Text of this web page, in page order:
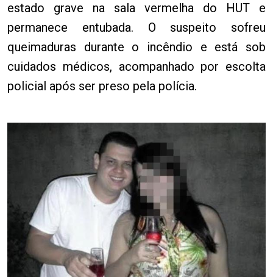
estado grave na sala vermelha do HUT e
permanece entubada. O suspeito sofreu
queimaduras durante o incêndio e está sob
cuidados médicos, acompanhado por escolta
policial após ser preso pela polícia.